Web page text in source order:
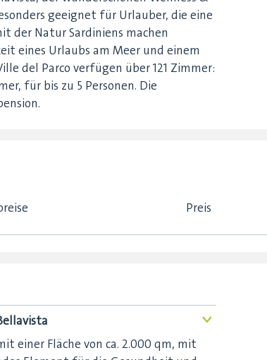
geeignet für Urlauber, die eine
der Natur Sardiniens machen
eines Urlaubs am Meer und einem
del Parco verfügen über 121 Zimmer:
für bis zu 5 Personen. Die
Preis
<
einer Fläche von ca. 2.000 qm, mit